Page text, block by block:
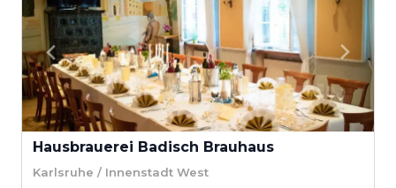
Hausbrauerei Badisch Brauhaus
Karlsruhe / Innenstadt West